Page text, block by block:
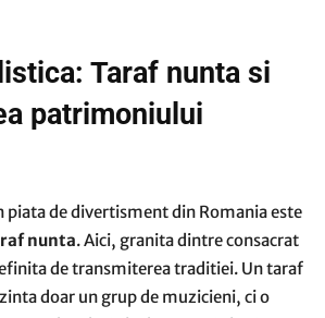
Taraf nunta si
patrimoniului
piata de divertisment din Romania este
nunta. Aici, granita dintre consacrat
de transmiterea traditiei. Un taraf
doar un grup de muzicieni, ci o